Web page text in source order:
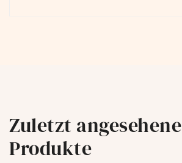
Zuletzt angesehene
Produkte